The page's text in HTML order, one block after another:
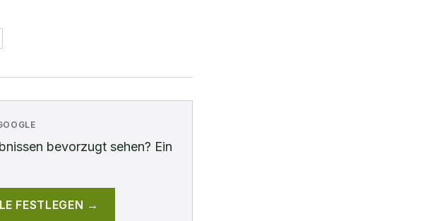
bevorzugt sehen? Ein
FESTLEGEN →